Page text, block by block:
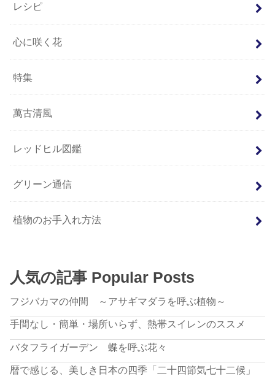
レシピ
心に咲く花
特集
萬古清風
レッドヒル図鑑
グリーン通信
植物のお手入れ方法
人気の記事 Popular Posts
フジバカマの仲間 ～アサギマダラを呼ぶ植物～
手間なし・簡単・場所いらず、熱帯スイレンのススメ
バタフライガーデン 蝶を呼ぶ花々
暦で感じる、美しき日本の四季「二十四節気七十二候」